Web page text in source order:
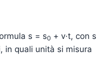
s = s0 + v·t, con s
in quali unità si misura